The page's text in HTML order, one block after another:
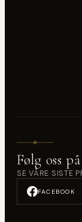
Følg oss
SE VÅRE SISTE
FACEBOOK